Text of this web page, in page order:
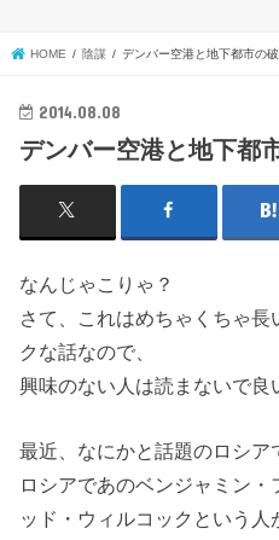
HOME 陰謀 デンバー空港と地下都市の
2014.08.08
デンバー空港と地下都
なんじゃこりゃ？
さて、これはめちゃくちゃ
クな話なので、
興味のない人は読まないで良
最近、なにかと話題のロシア
ロシアであのベンジャミン
ッド・ウィルコックという人